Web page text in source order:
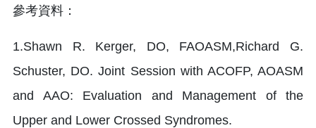
參考資料：
1.Shawn R. Kerger, DO, FAOASM,Richard G.
Schuster, DO. Joint Session with ACOFP, AOASM
and AAO: Evaluation and Management of the
Upper and Lower Crossed Syndromes.